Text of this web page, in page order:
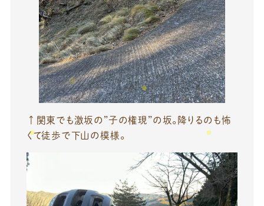
↑関東でも激坂の”子の権現”の坂。降りるのも怖
くて徒歩で下山の模様。